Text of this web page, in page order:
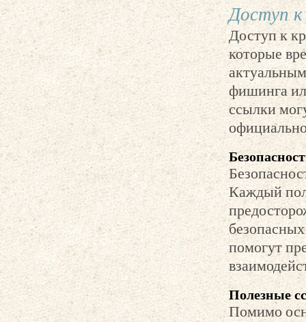
Доступ
Доступ к
которые
фишинга
ссылки
Каждый
помогут
Полезные
Помимо